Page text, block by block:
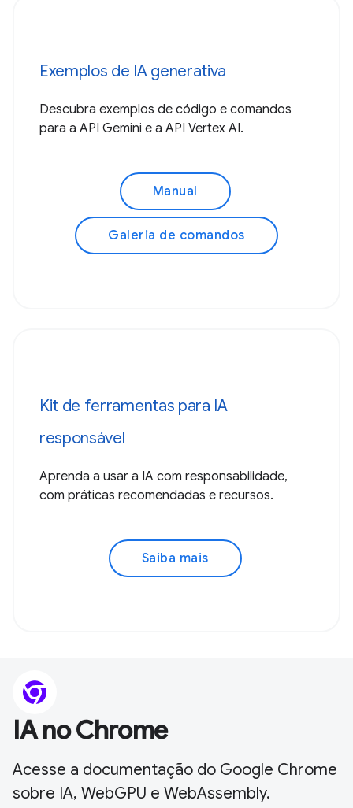
Exemplos de IA generativa
Descubra exemplos de código e comandos
para a API Gemini e a API Vertex AI.
Manual
Galeria de comandos
Kit de ferramentas para IA
responsável
Aprenda a usar a IA com responsabilidade,
com práticas recomendadas e recursos.
Saiba mais
IA no Chrome
Acesse a documentação do Google Chrome
sobre IA, WebGPU e WebAssembly.